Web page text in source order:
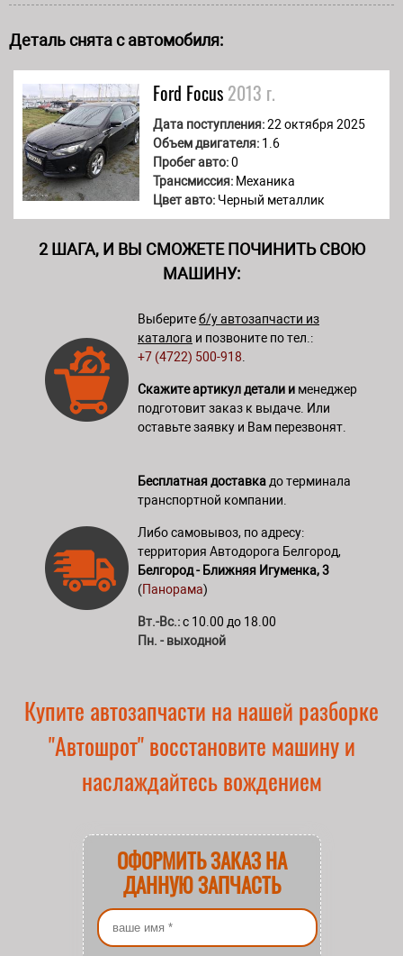
Деталь снята с автомобиля:
Ford Focus 2013 г.
Дата поступления:22 октября 2025
Объем двигателя: 1.6
Пробег авто:0
Трансмиссия: Механика
Цвет авто: Черный металлик
2 ШАГА, И ВЫ СМОЖЕТЕ ПОЧИНИТЬ СВОЮ
МАШИНУ:
Выберитеб/у автозапчасти из
каталога и позвоните по тел.:
+7 (4722) 500-918
Скажите артикул детали и менеджер
подготовит заказ к выдаче. Или
оставьте заявку и Вам перезвонят.
Бесплатная доставка до терминала
транспортной компании.
Либо самовывоз, по адресу:
территория Автодорога Белгород,
Белгород - Ближняя Игуменка, 3
(Панорама)
Вт.-Вс.:с 10.00 до 18.00
Пн. - выходной
Купите автозапчасти на нашей разборке
"Автошрот" восстановите машину и
наслаждайтесь вождением
ОФОРМИТЬ ЗАКАЗ НА
ДАННУЮ ЗАПЧАСТЬ
Ваше имя